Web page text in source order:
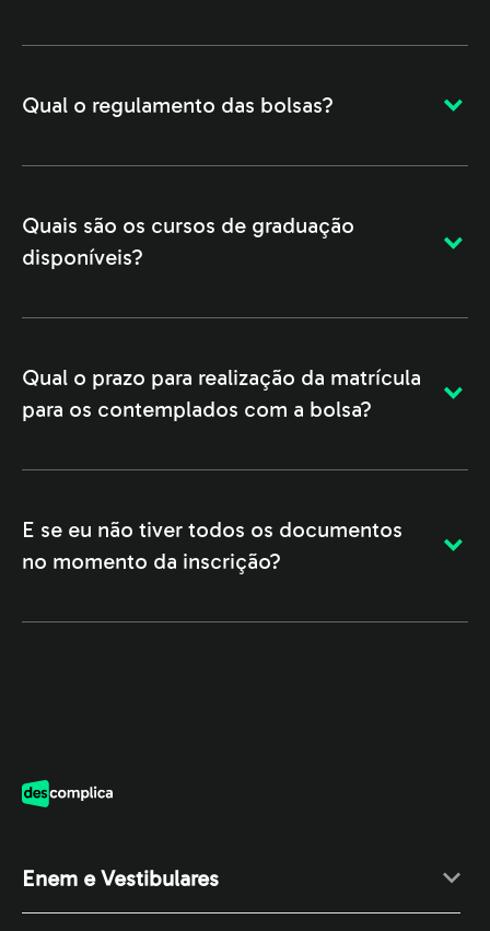
Qual o regulamento das bolsas?
Quais são os cursos de graduação
disponíveis?
Qual o prazo para realização da matrícula
para os contemplados com a bolsa?
E se eu não tiver todos os documentos
no momento da inscrição?
Enem e Vestibulares